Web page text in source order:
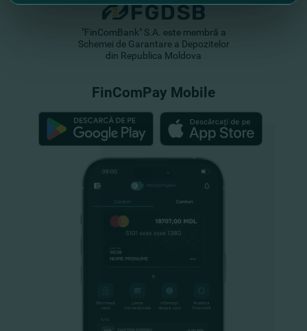
"FinComBank" S.A. este membră a
Schemei de Garantare a Depozitelor
din Republica Moldova
FinComPay Mobile